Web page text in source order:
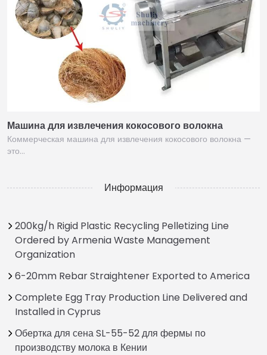
Машина для извлечения кокосового волокна
Коммерческая машина для извлечения кокосового волокна —
это…
Информация
200kg/h Rigid Plastic Recycling Pelletizing Line
Ordered by Armenia Waste Management
Organization
6-20mm Rebar Straightener Exported to America
Complete Egg Tray Production Line Delivered and
Installed in Cyprus
Обертка для сена SL-55-52 для фермы по
производству молока в Кении